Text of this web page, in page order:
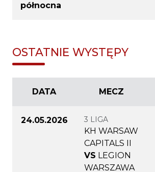
północna
OSTATNIE WYSTĘPY
DATA MECZ
24.05.2026 3 LIGA
KH WARSAW
CAPITALS II
VS LEGION
WARSZAWA